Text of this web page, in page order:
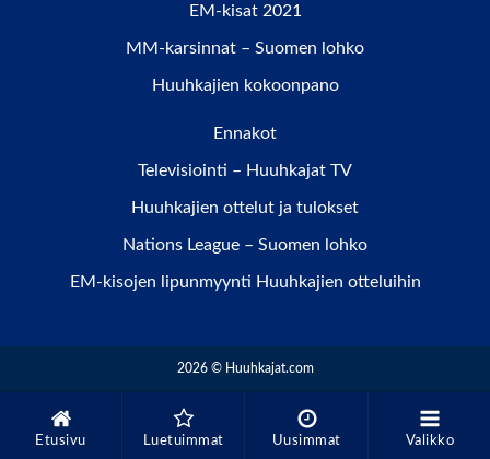
Etusivu Luetuimmat Uusimmat Valikko
EM-kisat 2021
MM-karsinnat – Suomen lohko
Huuhkajien kokoonpano
Ennakot
Televisiointi – Huuhkajat TV
Huuhkajien ottelut ja tulokset
Nations League – Suomen lohko
EM-kisojen lipunmyynti Huuhkajien otteluihin
2026 © Huuhkajat.com